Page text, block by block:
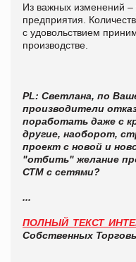
Из важных изменений –
предприятия.
с удовольствием
производстве.
PL: Светлана, по
производители
поработать даже с
другие, наоборот,
проект с новой и
"отбить" желание
СТМ с сетями?
...
ПОЛНЫЙ ТЕКСТ
Собственных